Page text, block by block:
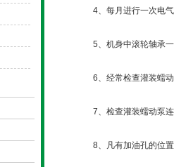
4、每月进行一次电气
5、机身中滚轮轴承一
6、经常检查灌装蠕动
7、检查灌装蠕动泵连
8、凡有加油孔的位置